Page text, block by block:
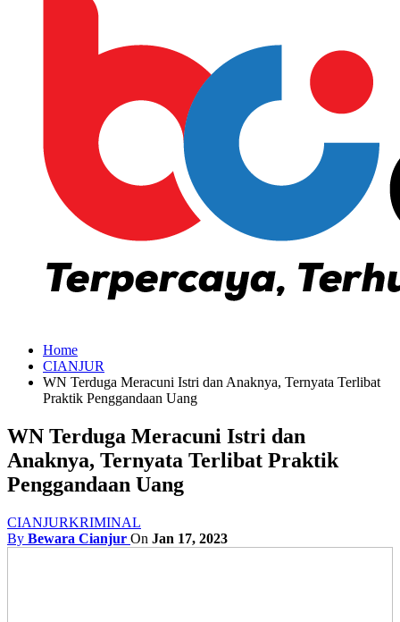
Home
CIANJUR
WN Terduga Meracuni Istri dan Anaknya, Ternyata Terlibat
Praktik Penggandaan Uang
WN Terduga Meracuni Istri dan
Anaknya, Ternyata Terlibat Praktik
Penggandaan Uang
CIANJURKRIMINAL
By Bewara Cianjur On Jan 17, 2023